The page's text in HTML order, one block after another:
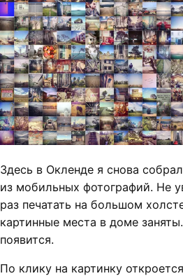
Здесь в Окленде я снова
из мобильных фотографий. Не
раз печатать на большом
картинные места в доме
появится.
По клику на картинку